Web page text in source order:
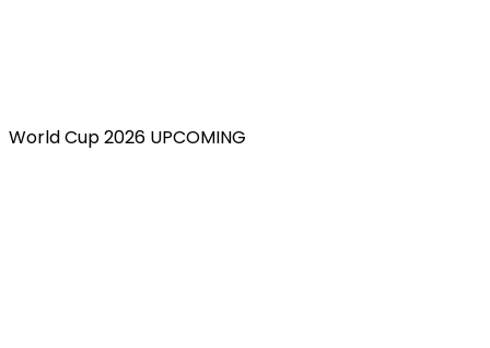
World Cup 2026 UPCOMING